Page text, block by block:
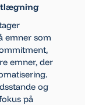
emner som
emner, der
og
på